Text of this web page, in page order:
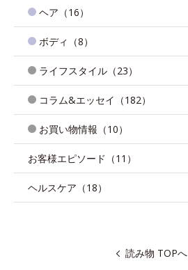
ヘア（16）
ボディ（8）
ライフスタイル（23）
コラム&エッセイ（182）
お買い物情報（10）
お客様エピソード（11）
ヘルスケア（18）
読み物 TOPへ